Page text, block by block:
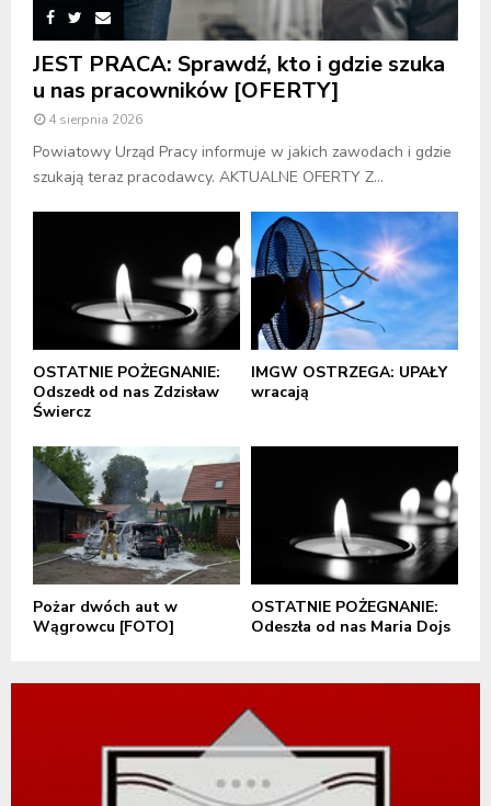
JEST PRACA: Sprawdź, kto i gdzie szuka
u nas pracowników [OFERTY]
4 sierpnia 2026
Powiatowy Urząd Pracy informuje w jakich zawodach i gdzie
szukają teraz pracodawcy. AKTUALNE OFERTY Z...
OSTATNIE POŻEGNANIE:
Odszedł od nas Zdzisław
Świercz
IMGW OSTRZEGA: UPAŁY
wracają
Pożar dwóch aut w
Wągrowcu [FOTO]
OSTATNIE POŻEGNANIE:
Odeszła od nas Maria Dojs